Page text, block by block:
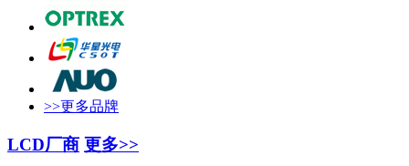
>>更多品牌
LCD厂商 更多>>